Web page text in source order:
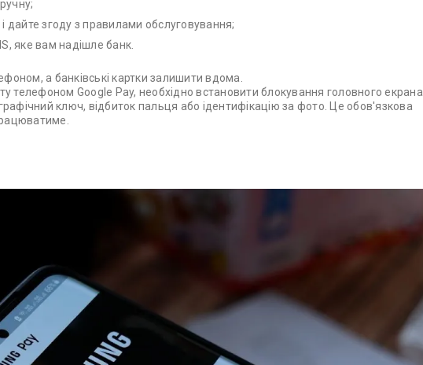
згоду з правилами обслуговування;
яке вам надішле банк.
а банківські картки залишити вдома.
телефоном Google Pay, необхідно встановити блокування головного екрана
ключ, відбиток пальця або ідентифікацію за фото. Це обов'язкова